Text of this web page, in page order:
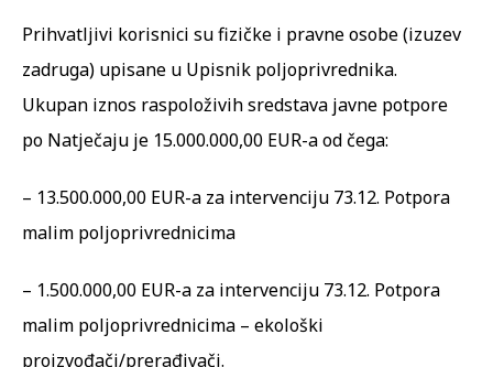
Prihvatljivi korisnici su fizičke i pravne osobe (izuzev
zadruga) upisane u Upisnik poljoprivrednika.
Ukupan iznos raspoloživih sredstava javne potpore
po Natječaju je 15.000.000,00 EUR-a od čega:
– 13.500.000,00 EUR-a za intervenciju 73.12. Potpora
malim poljoprivrednicima
– 1.500.000,00 EUR-a za intervenciju 73.12. Potpora
malim poljoprivrednicima – ekološki
proizvođači/prerađivači.